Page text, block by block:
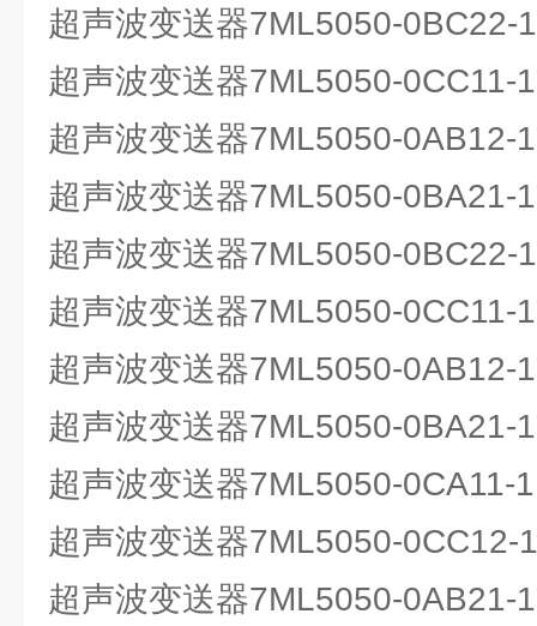
超声波变送器7ML5050-
超声波变送器7ML5050-0CC11-
超声波变送器7ML5050-
超声波变送器7ML5050-
超声波变送器7ML5050-
超声波变送器7ML5050-0CC11-
超声波变送器7ML5050-
超声波变送器7ML5050-
超声波变送器7ML5050-
超声波变送器7ML5050-0CC12-
超声波变送器7ML5050-